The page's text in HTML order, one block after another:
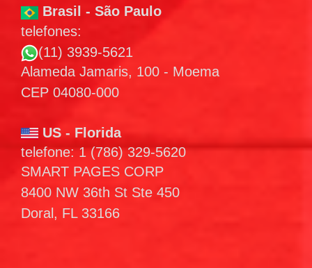
Brasil - São Paulo
telefones:
(11) 3939-5621
Alameda Jamaris, 100 - Moema
CEP 04080-000
US - Florida
telefone: 1 (786) 329-5620
SMART PAGES CORP
8400 NW 36th St Ste 450
Doral, FL 33166